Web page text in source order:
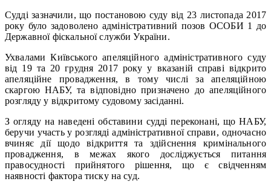
Судді зазначили, що постановою суду від 23 листопада 2017
року було задоволено адміністративний позов ОСОБИ 1 до
Державної фіскальної служби України.
Ухвалами Київського апеляційного адміністративного суду
від 19 та 20 грудня 2017 року у вказаній справі відкрито
апеляційне провадження, в тому числі за апеляційною
скаргою НАБУ, та відповідно призначено до апеляційного
розгляду у відкритому судовому засіданні.
З огляду на наведені обставини судді переконані, що НАБУ,
беручи участь у розгляді адміністративної справи, одночасно
вчиняє дії щодо відкриття та здійснення кримінального
провадження, в межах якого досліджується питання
правосудності прийнятого рішення, що є свідченням
наявності фактора тиску на суд.